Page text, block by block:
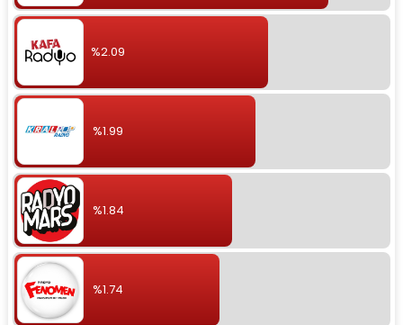
%2.09
%1.99
%1.84
%1.74